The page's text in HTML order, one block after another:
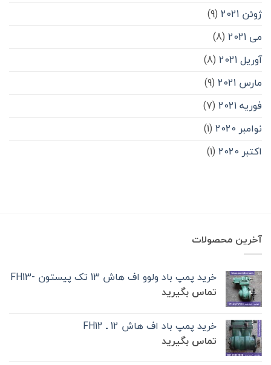
ژوئن 2021
(9)
می 2021
(8)
آوریل 2021
(8)
مارس 2021
(9)
فوریه 2021
(7)
نوامبر 2020
(1)
اکتبر 2020
(1)
آخرین محصولات
خرید پمپ باد ولوو اف هاش 13 تک‌ پیستون -FH13
تماس بگیرید
خرید پمپ باد اف هاش 12 ـ FH12
تماس بگیرید